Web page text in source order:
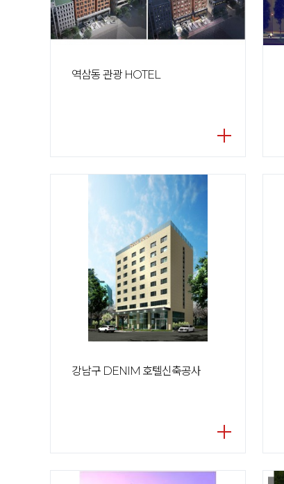
역삼동 관광 HOTEL
강남구 DENIM 호텔신축공사